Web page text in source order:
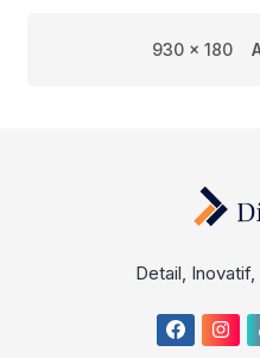
930 x 180
Detail,